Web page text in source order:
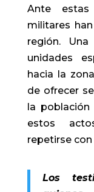
Ante estas
militares
región.
unidades
hacia la
de ofrecer
la
estos
repetirse
Los